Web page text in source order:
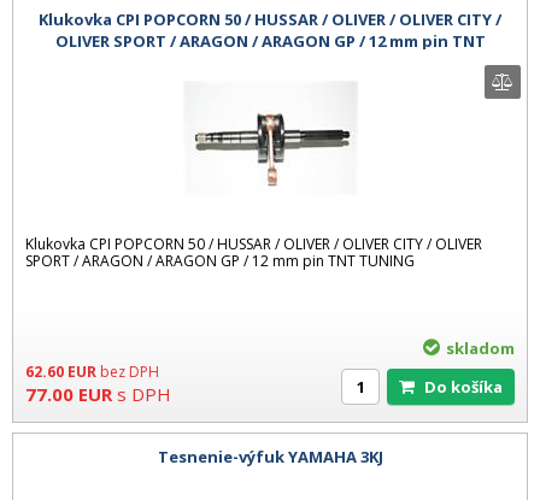
Klukovka CPI POPCORN 50 / HUSSAR / OLIVER / OLIVER CITY /
OLIVER SPORT / ARAGON / ARAGON GP / 12 mm pin TNT
Klukovka CPI POPCORN 50 / HUSSAR / OLIVER / OLIVER CITY / OLIVER
SPORT / ARAGON / ARAGON GP / 12 mm pin TNT TUNING
62.60 EUR bez DPH
77.00 EUR s DPH
skladom
Do košíka
Tesnenie-výfuk YAMAHA 3KJ